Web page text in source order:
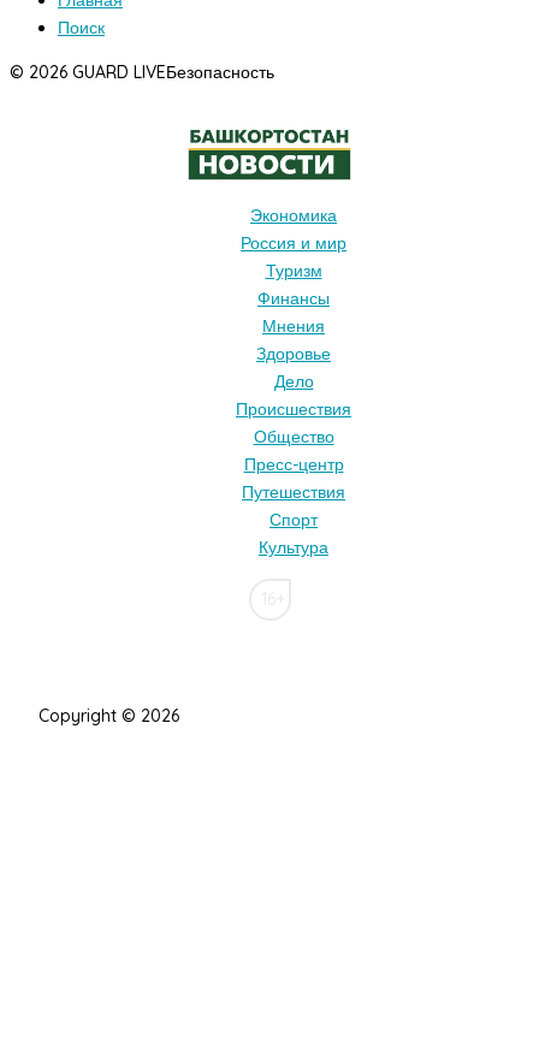
Поиск
© 2026 GUARD LIVEБезопасность
Экономика
Россия и мир
Туризм
Финансы
Мнения
Здоровье
Дело
Происшествия
Общество
Пресс-центр
Путешествия
Спорт
Культура
Copyright © 2026